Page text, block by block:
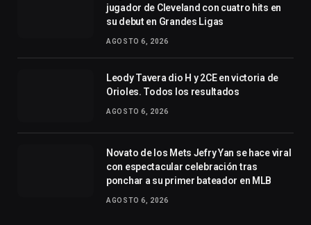
jugador de Cleveland con cuatro hits en
su debut en Grandes Ligas
AGOSTO 6, 2026
Leody Tavera dio H y 2CE en victoria de
Orioles. Todos los resultados
AGOSTO 6, 2026
Novato de los Mets Jefry Yan se hace viral
con espectacular celebración tras
ponchar a su primer bateador en MLB
AGOSTO 6, 2026